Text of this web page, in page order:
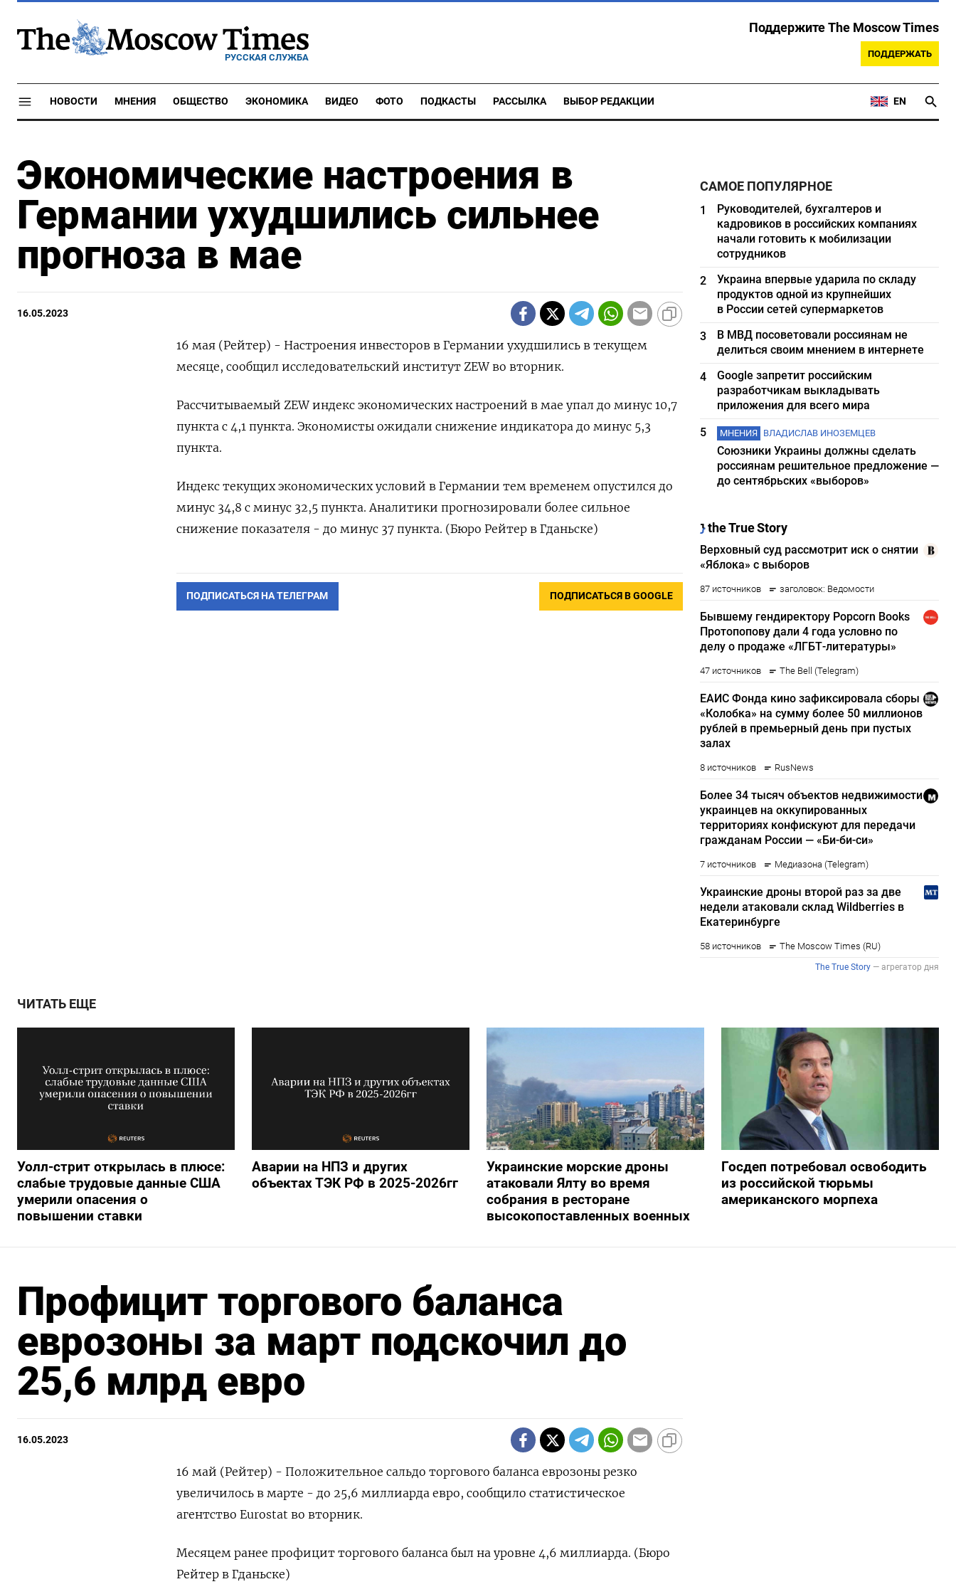
РУССКАЯ СЛУЖБА
Поддержите The Moscow Times
ПОДДЕРЖАТЬ
НОВОСТИ МНЕНИЯ ОБЩЕСТВО ЭКОНОМИКА ВИДЕО ФОТО ПОДКАСТЫ РАССЫЛКА ВЫБОР РЕДАКЦИИ EN
Экономические настроения в
Германии ухудшились сильнее
прогноза в мае
16.05.2023
16 мая (Рейтер) - Настроения инвесторов в Германии ухудшились в текущем
месяце, сообщил исследовательский институт ZEW во вторник.
Рассчитываемый ZEW индекс экономических настроений в мае упал до минус 10,7
пункта с 4,1 пункта. ​​​​​​​​Экономисты ожидали снижение индикатора до минус 5,3
пункта.
Индекс текущих экономических условий в Германии тем временем опустился до
минус 34,8 с минус 32,5​ пункта. Аналитики прогнозировали более сильное
снижение показателя - до минус 37 пункта. (Бюро Рейтер в Гданьске)
ПОДПИСАТЬСЯ НА ТЕЛЕГРАМ ПОДПИСАТЬСЯ В GOOGLE
САМОЕ ПОПУЛЯРНОЕ
1
Руководителей, бухгалтеров и
кадровиков в российских компаниях
начали готовить к мобилизации
сотрудников
2
Украина впервые ударила по складу
продуктов одной из крупнейших
в России сетей супермаркетов
3
В МВД посоветовали россиянам не
делиться своим мнением в интернете
4
Google запретит российским
разработчикам выкладывать
приложения для всего мира
5
МНЕНИЯ ВЛАДИСЛАВ ИНОЗЕМЦЕВ
Союзники Украины должны сделать
россиянам решительное предложение —
до сентябрьских «выборов»
ЧИТАТЬ ЕЩЕ
Уолл-стрит открылась в плюсе:
слабые трудовые данные США
умерили опасения о
повышении ставки
Аварии на НПЗ и других
объектах ТЭК РФ в 2025-2026гг
Украинские морские дроны
атаковали Ялту во время
собрания в ресторане
высокопоставленных военных
Госдеп потребовал освободить
из российской тюрьмы
американского морпеха
Профицит торгового баланса
еврозоны за март подскочил до
25,6 млрд евро
16.05.2023
16 май (Рейтер) - Положительное сальдо торгового баланса еврозоны резко
увеличилось в марте - до 25,6 миллиарда евро, сообщило статистическое
агентство Eurostat во вторник.
Месяцем ранее профицит торгового баланса был на уровне 4,6 миллиарда. (Бюро
Рейтер в Гданьске)